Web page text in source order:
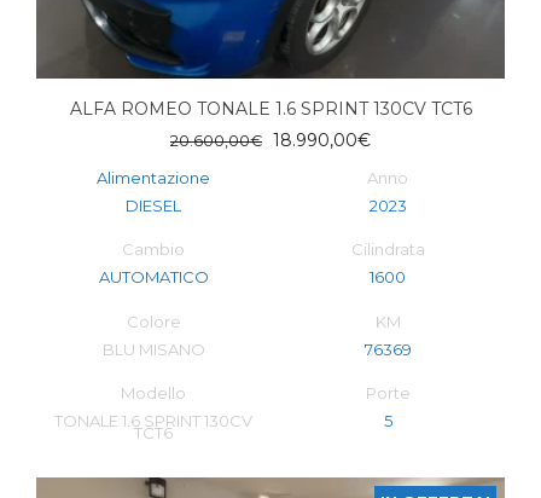
ALFA ROMEO TONALE 1.6 SPRINT 130CV TCT6
20.600,00€ Il
20.600,00€.
18.990,00€Il
attuale
è:
18.990,00€.
Alimentazione
DIESEL
Anno
2023
Cambio
AUTOMATICO
Cilindrata
1600
Colore
BLU MISANO
KM
76369
Modello
TONALE 1.6 SPRINT 130CV
TCT6
Porte
5